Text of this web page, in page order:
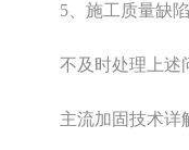
5、施工质量缺陷
不及时处理上述问
主流加固技术详